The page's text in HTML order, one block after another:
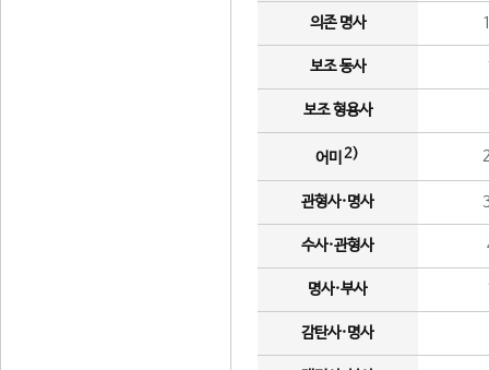
의존 명사
보조 동사
보조 형용사
어미 2)
관형사·명사
수사·관형사
명사·부사
감탄사·명사